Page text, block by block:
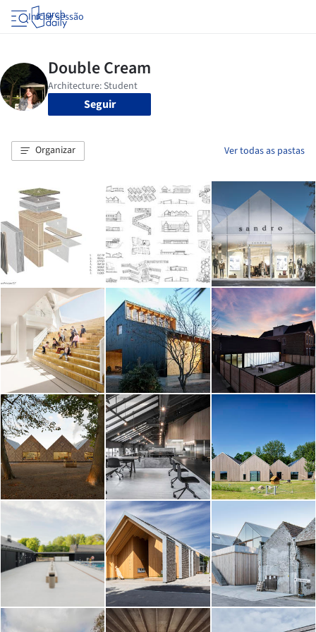
Iniciar sessão
Seguir
Organizar Ver todas as pastas